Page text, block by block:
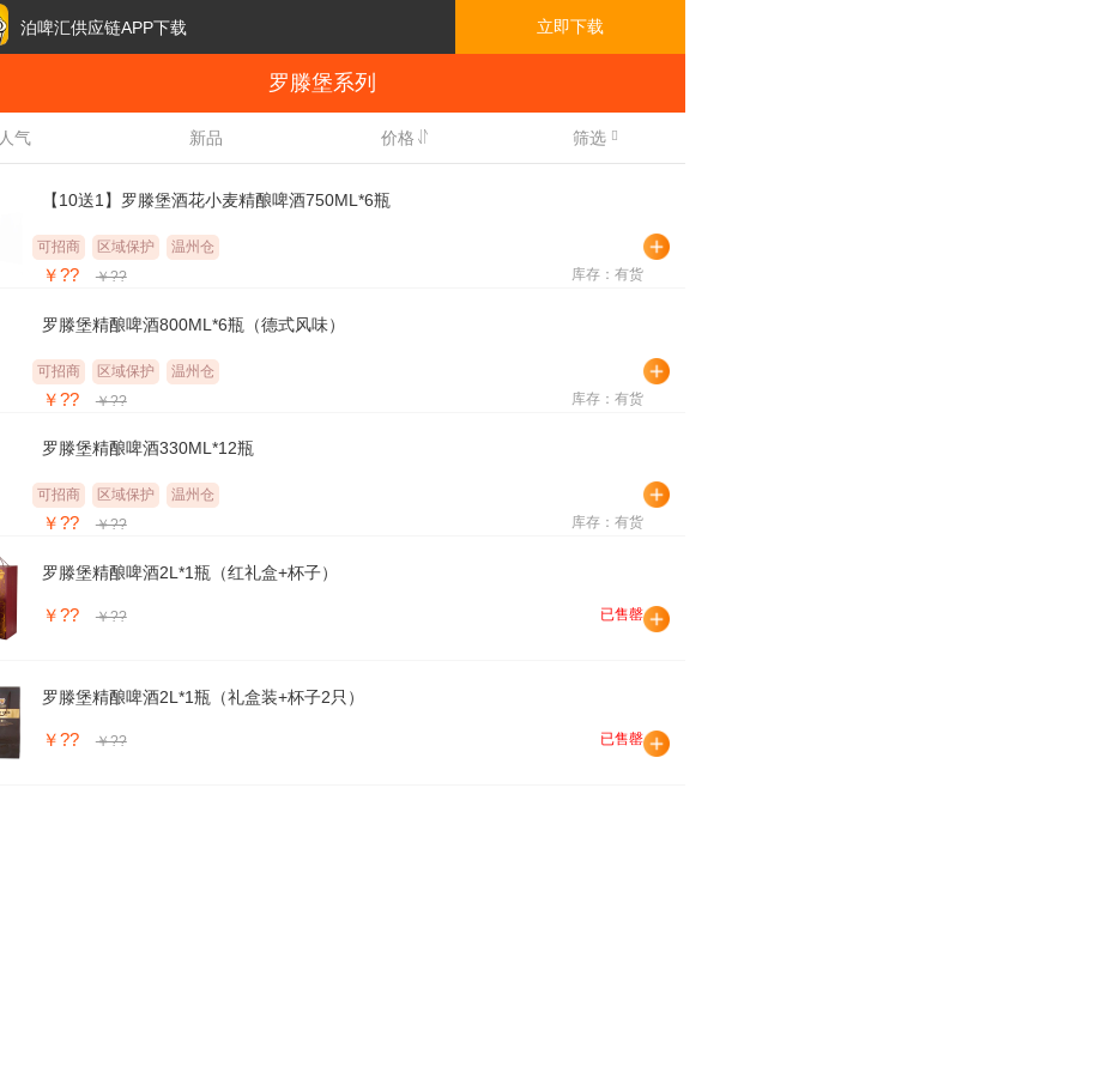
罗滕堡系列
人气 新品 价格 筛选
【10送1】罗滕堡酒花小麦精酿啤酒750ML*6瓶
可招商 区域保护 温州仓
￥?? ￥?? 库存：有货
罗滕堡精酿啤酒800ML*6瓶（德式风味）
可招商 区域保护 温州仓
￥?? ￥?? 库存：有货
罗滕堡精酿啤酒330ML*12瓶
可招商 区域保护 温州仓
￥?? ￥?? 库存：有货
罗滕堡精酿啤酒2L*1瓶（红礼盒+杯子）
￥?? ￥?? 已售罄
罗滕堡精酿啤酒2L*1瓶（礼盒装+杯子2只）
￥?? ￥?? 已售罄
泊啤汇供应链APP下载 立即下载